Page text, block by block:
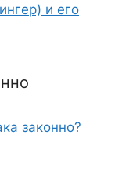
и его
законно?